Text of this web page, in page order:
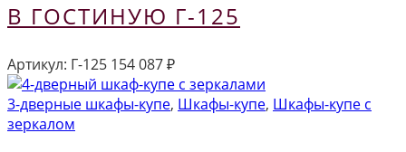
В ГОСТИНУЮ Г-125
Артикул: Г-125 154 087₽
3-дверные шкафы-купе, Шкафы-купе, Шкафы-купе с
зеркалом